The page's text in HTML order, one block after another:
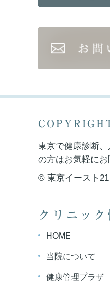
東京で健康診断
の方はお気軽にお
© 東京イースト21
クリニック
HOME
当院について
健康管理プラザ